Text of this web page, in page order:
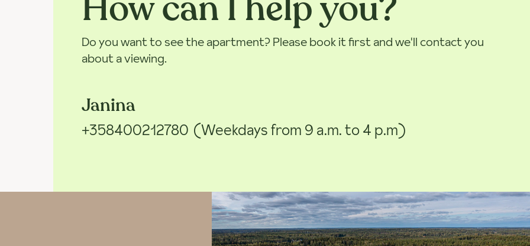
Do you want to see the apartment? Please book it first and we'll contact you
about a viewing.
Janina
+358400212780 (Weekdays from 9 a.m. to 4 p.m)